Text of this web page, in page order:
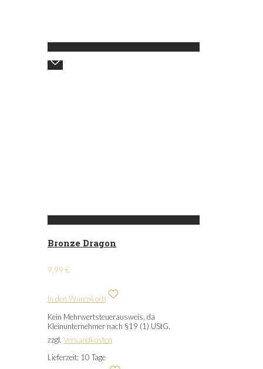
Bronze Dragon
9,99 €
In den Warenkorb
Kein Mehrwertsteuerausweis, da
Kleinunternehmer nach §19 (1) UStG.
zzgl. Versandkosten
Lieferzeit: 10 Tage